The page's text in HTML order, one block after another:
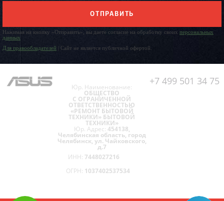
ОТПРАВИТЬ
Нажимая на кнопку «Отправить», вы даете согласие на обработку своих персональных
данных
Для правообладателей | Сайт не является публичной офертой.
+7 499 501 34 75
Юр. Наименование:
ОБЩЕСТВО
С ОГРАНИЧЕННОЙ
ОТВЕТСТВЕННОСТЬЮ
«РЕМОНТ БЫТОВОЙ
ТЕХНИКИ» БЫТОВОЙ
ТЕХНИКИ»
Юр. Адрес: 454138,
Челябинская область, город
Челябинск, ул. Чайковского,
д.7
ИНН: 7448027216
ОГРН: 1037402537534